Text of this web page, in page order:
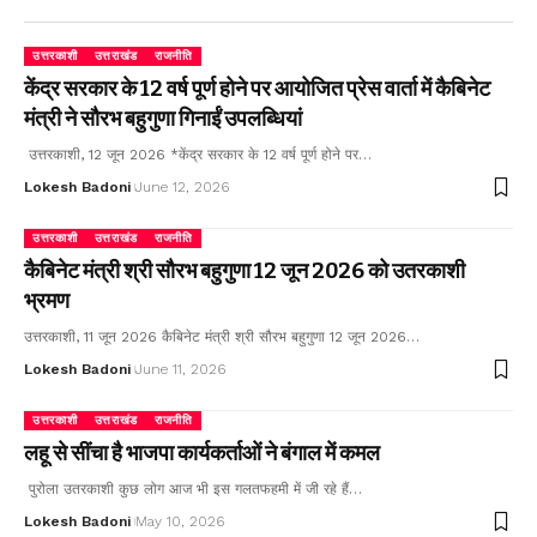
उत्तरकाशी उत्तराखंड राजनीति
केंद्र सरकार के 12 वर्ष पूर्ण होने पर आयोजित प्रेस वार्ता में कैबिनेट
मंत्री ने सौरभ बहुगुणा गिनाईं उपलब्धियां
उत्तरकाशी, 12 जून 2026 *केंद्र सरकार के 12 वर्ष पूर्ण होने पर…
Lokesh Badoni June 12, 2026
उत्तरकाशी उत्तराखंड राजनीति
कैबिनेट मंत्री श्री सौरभ बहुगुणा 12 जून 2026 को उतरकाशी
भ्रमण
उत्तरकाशी, 11 जून 2026 कैबिनेट मंत्री श्री सौरभ बहुगुणा 12 जून 2026…
Lokesh Badoni June 11, 2026
उत्तरकाशी उत्तराखंड राजनीति
लहू से सींचा है भाजपा कार्यकर्ताओं ने बंगाल में कमल
पुरोला उतरकाशी कुछ लोग आज भी इस गलतफहमी में जी रहे हैं…
Lokesh Badoni May 10, 2026